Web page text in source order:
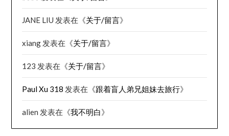
JANE LIU 发表在《关于/留言》
xiang 发表在《关于/留言》
123 发表在《关于/留言》
Paul Xu 318 发表在《跟着盲人弟兄姐妹去旅行》
alien 发表在《我不明白》